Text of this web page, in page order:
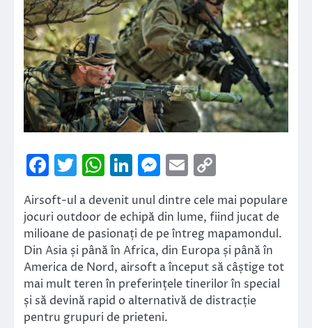
Facebook
Twitter
WhatsApp
LinkedIn
Messenger
Email
Link
Airsoft-ul a devenit unul dintre cele mai populare
jocuri outdoor de echipă din lume, fiind jucat de
milioane de pasionați de pe întreg mapamondul.
Din Asia și până în Africa, din Europa și până în
America de Nord, airsoft a început să câștige tot
mai mult teren în preferințele tinerilor în special
și să devină rapid o alternativă de distracție
pentru grupuri de prieteni.